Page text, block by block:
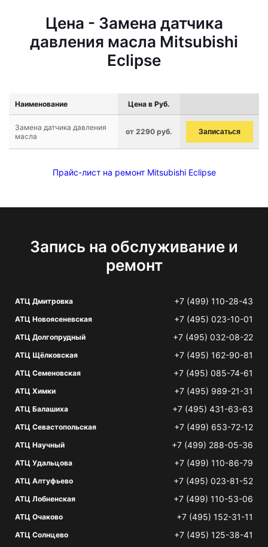
Цена - Замена датчика
давления масла Mitsubishi
Eclipse
Наименование Цена в Руб.
Замена датчика давления
масла
от 2290 руб. Записаться
Прайс-лист на ремонт Mitsubishi Eclipse
Запись на обслуживание и
ремонт
АТЦ Дмитровка +7 (499) 110-28-43
АТЦ Новоясеневская +7 (495) 023-10-01
АТЦ Долгопрудный +7 (495) 032-08-22
АТЦ Щёлковская +7 (495) 162-90-81
АТЦ Семеновская +7 (495) 085-74-61
АТЦ Химки +7 (495) 989-21-31
АТЦ Балашиха +7 (495) 431-63-63
АТЦ Севастопольская +7 (499) 653-72-12
АТЦ Научный +7 (499) 288-05-36
АТЦ Удальцова +7 (499) 110-86-79
АТЦ Алтуфьево +7 (495) 023-81-52
АТЦ Лобненская +7 (499) 110-53-06
АТЦ Очаково +7 (495) 152-31-11
АТЦ Солнцево +7 (495) 125-38-41